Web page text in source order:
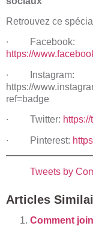
Retrouvez ce
∙ Facebook:
https://
∙ Instagram:
https://
ref=badge
∙ Twitter:
∙ Pinterest:
Tweets by
Articles
Comment